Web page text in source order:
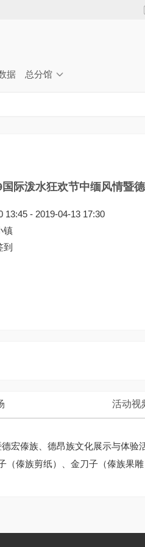
据 总分馆
国际泼水狂欢节中缅风情暨
13:45 - 2019-04-13 17:30
镇
到
活动视
宏傣族、德昂族文化展示与体验
傣族剪纸）、金刀子（傣族果